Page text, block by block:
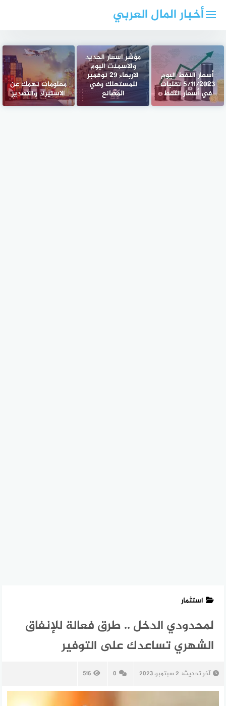
أخبار المال العربي
أسعار النفط اليوم
5/11/2023 تقلبات
في أسعار النفط
مؤشر اسعار الحديد
والاسمنت اليوم
الاربعاء 29 نوفمبر
للمستهلك وفي
المصانع
معلومات تهمك عن
الاستيراد والتصدير
استثمار
لمحدودي الدخل .. طرق فعالة للإنفاق
الشهري تساعدك على التوفير
آخر تحديث: 2 سبتمبر، 2023 0
516